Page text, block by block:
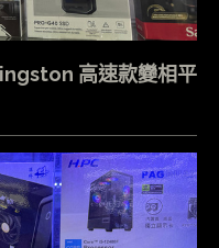
高速款變相平